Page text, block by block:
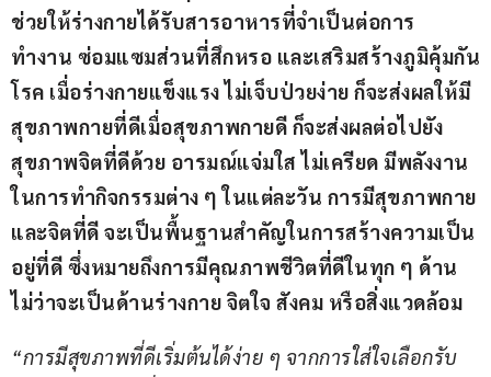
ช่วยให้ร่างกายได้รับสารอาหารที่จำเป็นต่อการ
ทำงาน ซ่อมแซมส่วนที่สึกหรอ และเสริมสร้างภูมิคุ้มกัน
โรค เมื่อร่างกายแข็งแรง ไม่เจ็บป่วยง่าย ก็จะส่งผลให้มี
สุขภาพกายที่ดีเมื่อสุขภาพกายดี ก็จะส่งผลต่อไปยัง
สุขภาพจิตที่ดีด้วย อารมณ์แจ่มใส ไม่เครียด มีพลังงาน
ในการทำกิจกรรมต่าง ๆ ในแต่ละวัน การมีสุขภาพกาย
และจิตที่ดี จะเป็นพื้นฐานสำคัญในการสร้างความเป็น
อยู่ที่ดี ซึ่งหมายถึงการมีคุณภาพชีวิตที่ดีในทุก ๆ ด้าน
ไม่ว่าจะเป็นด้านร่างกาย จิตใจ สังคม หรือสิ่งแวดล้อม
“การมีสุขภาพที่ดีเริ่มต้นได้ง่าย ๆ จากการใส่ใจเลือกรับ